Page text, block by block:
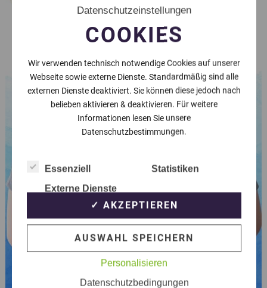
Datenschutzeinstellungen
COOKIES
Wir verwenden technisch notwendige Cookies auf unserer
Webseite sowie externe Dienste. Standardmäßig sind alle
externen Dienste deaktiviert. Sie können diese jedoch nach
belieben aktivieren & deaktivieren. Für weitere
Informationen lesen Sie unsere
Datenschutzbestimmungen.
Essenziell
Statistiken
Externe Dienste
✓ AKZEPTIEREN
AUSWAHL SPEICHERN
Personalisieren
Datenschutzbedingungen